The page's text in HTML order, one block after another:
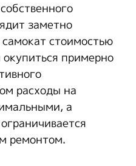
заметно
стоимостью
примерно
расходы на
а
ремонтом.